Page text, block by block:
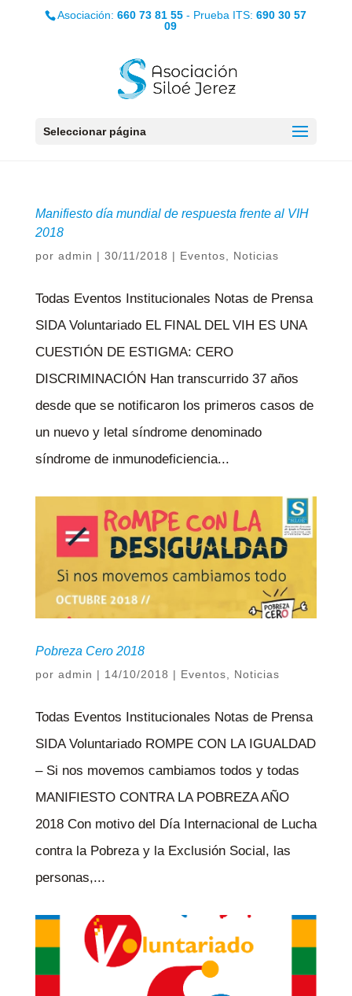
Asociación:660 73 81 55 - Prueba ITS:690 30 57
09
Seleccionar página
Manifiesto día mundial de respuesta frente al VIH
2018
por admin | 30/11/2018 | Eventos Noticias
Todas Eventos Institucionales Notas de Prensa
SIDA Voluntariado EL FINAL DEL VIH ES UNA
CUESTIÓN DE ESTIGMA: CERO
DISCRIMINACIÓN Han transcurrido 37 años
desde que se notificaron los primeros casos de
un nuevo y letal síndrome denominado
síndrome de inmunodeficiencia...
Pobreza Cero 2018
por admin | 14/10/2018 | Eventos, Noticias
Todas Eventos Institucionales Notas de Prensa
SIDA Voluntariado ROMPE CON LA IGUALDAD
– Si nos movemos cambiamos todos y todas
MANIFIESTO CONTRA LA POBREZA AÑO
2018 Con motivo del Día Internacional de Lucha
contra la Pobreza y la Exclusión Social, las
personas,...